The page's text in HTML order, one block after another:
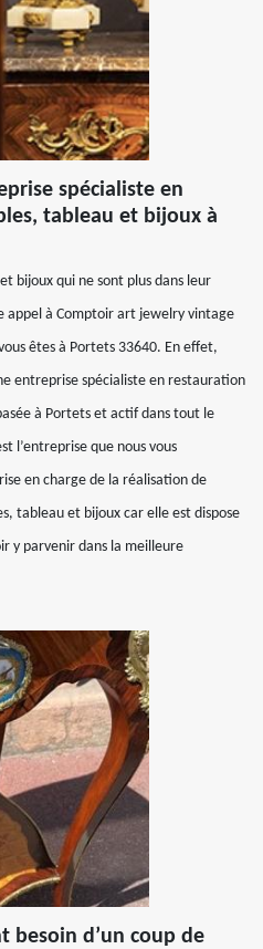
spécialiste en
tableau et bijoux à
bijoux qui ne sont plus dans leur
appel à Comptoir art jewelry vintage
êtes à Portets 33640. En effet,
entreprise spécialiste en restauration
à Portets et actif dans tout le
l’entreprise que nous vous
en charge de la réalisation de
tableau et bijoux car elle est dispose
y parvenir dans la meilleure
besoin d’un coup de